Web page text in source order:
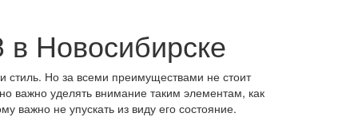
в Новосибирске
стиль. Но за всеми преимуществами не стоит
важно уделять внимание таким элементам, как
важно не упускать из виду его состояние.